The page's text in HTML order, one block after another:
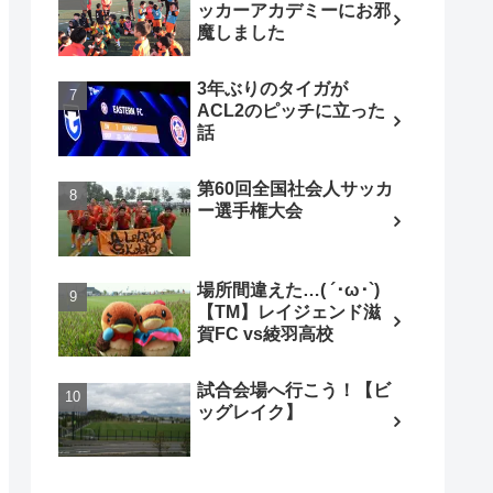
ッカーアカデミーにお邪
魔しました
3年ぶりのタイガが
ACL2のピッチに立った
話
第60回全国社会人サッカ
ー選手権大会
場所間違えた…( ´･ω･`)
【TM】レイジェンド滋
賀FC vs綾羽高校
試合会場へ行こう！【ビ
ッグレイク】